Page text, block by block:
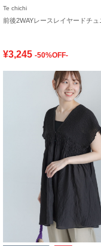
Te chichi
¥3,245 -50%OFF-